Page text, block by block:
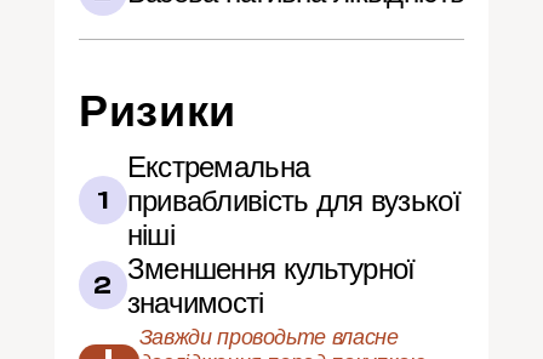
Ризики
1
Екстремальна
привабливість для вузької
ніші
2 Зменшення культурної
значимості
Завжди проводьте власне